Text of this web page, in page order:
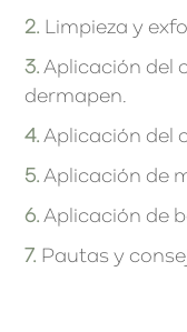
2. Limpieza y
3.Aplicación del
dermapen.
4.Aplicación del
5.Aplicación de
6.Aplicación de
7. Pautas y